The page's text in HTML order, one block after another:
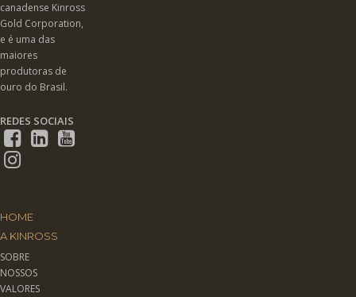
canadense Kinross
Gold Corporation,
e é uma das
maiores
produtoras de
ouro do Brasil.
REDES SOCIAIS
HOME
A KINROSS
SOBRE
NOSSOS
VALORES